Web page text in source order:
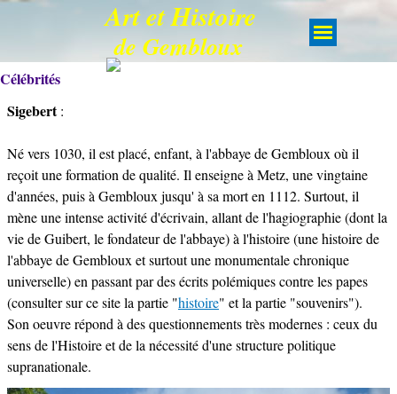
Art et Histoire
de Gembloux
Célébrités
Sigebert:
Né vers 1030, il est placé, enfant, à l'abbaye de Gembloux où il
reçoit une formation de qualité. Il enseigne à Metz, une vingtaine
d'années, puis à Gembloux jusqu' à sa mort en 1112. Surtout, il
mène une intense activité d'écrivain, allant de l'hagiographie (dont la
vie de Guibert, le fondateur de l'abbaye) à l'histoire (une histoire de
l'abbaye de Gembloux et surtout une monumentale chronique
universelle) en passant par des écrits polémiques contre les papes
(consulter sur ce site la partie "histoire" et la partie "souvenirs").
Son oeuvre répond à des questionnements très modernes : ceux du
sens de l'Histoire et de la nécessité d'une structure politique
supranationale.